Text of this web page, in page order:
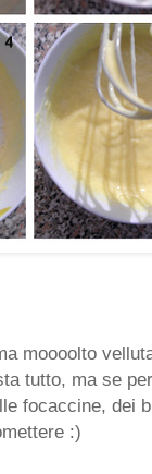
moooolto
tutto, ma se
focaccine, dei
:)